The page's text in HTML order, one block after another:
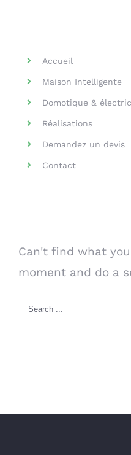
Accueil
Maison Intelligente
Domotique &
Réalisations
Demandez un devis
Contact
Can't find what you
moment and do a
Search